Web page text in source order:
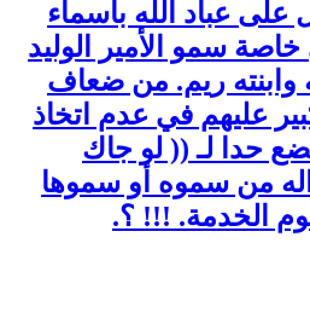
على عباد الله بأسماء
سمو الأمير الوليد
وابنته ريم. من ضعاف
عليهم في عدم اتخاذ
حدا لـ (( لو جاك
من سموه أو سموها
الخدمة. !!! ؟.